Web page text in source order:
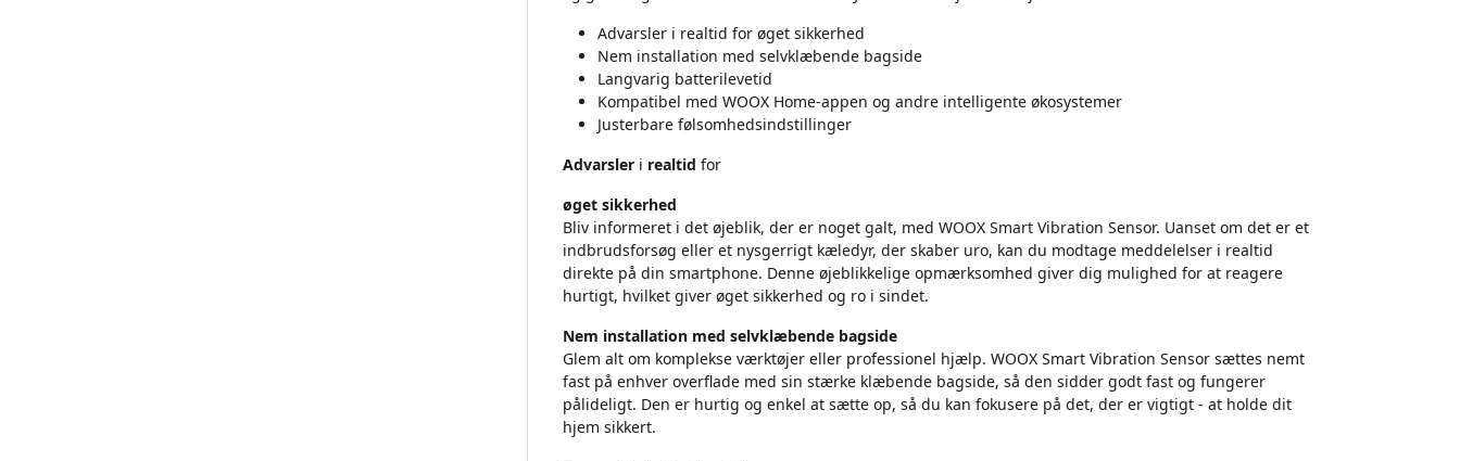
Advarsler i realtid for øget sikkerhed
Nem installation med selvklæbende bagside
Langvarig batterilevetid
Kompatibel med WOOX Home-appen og andre intelligente økosystemer
Justerbare følsomhedsindstillinger
Advarsleri realtid for
øget sikkerhed
Bliv informeret i det øjeblik, der er noget galt, med WOOX Smart Vibration Sensor. Uanset om det er et
indbrudsforsøg eller et nysgerrigt kæledyr, der skaber uro, kan du modtage meddelelser i realtid
direkte på din smartphone. Denne øjeblikkelige opmærksomhed giver dig mulighed for at reagere
hurtigt, hvilket giver øget sikkerhed og ro i sindet.
Nem installation med selvklæbende bagside
Glem alt om komplekse værktøjer eller professionel hjælp. WOOX Smart Vibration Sensor sættes nemt
fast på enhver overflade med sin stærke klæbende bagside, så den sidder godt fast og fungerer
pålideligt. Den er hurtig og enkel at sætte op, så du kan fokusere på det, der er vigtigt - at holde dit
hjem sikkert.